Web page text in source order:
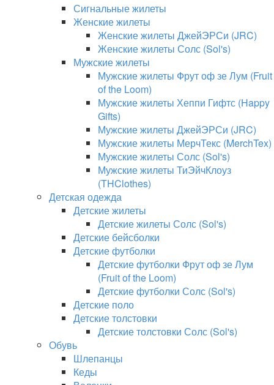
Сигнальные жилеты
Женские жилеты
Женские жилеты ДжейЭРСи (JRC)
Женские жилеты Солс (Sol's)
Мужские жилеты
Мужские жилеты Фрут оф зе Лум (Fruit
of the Loom)
Мужские жилеты Хеппи Гифтс (Happy
Gifts)
Мужские жилеты ДжейЭРСи (JRC)
Мужские жилеты МерчТекс (MerchTex)
Мужские жилеты Солс (Sol's)
Мужские жилеты ТиЭйчКлоуз
(THClothes)
Детская одежда
Детские жилеты
Детские жилеты Солс (Sol's)
Детские бейсболки
Детские футболки
Детские футболки Фрут оф зе Лум
(Fruit of the Loom)
Детские футболки Солс (Sol's)
Детские поло
Детские толстовки
Детские толстовки Солс (Sol's)
Обувь
Шлепанцы
Кеды